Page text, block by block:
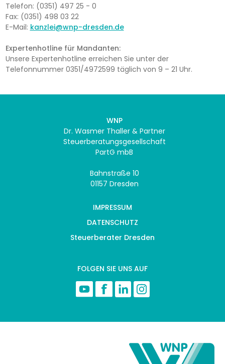
Telefon: (0351) 497 25 - 0
Fax: (0351) 498 03 22
E-Mail: kanzlei@wnp-dresden.de
Expertenhotline für Mandanten:
Unsere Expertenhotline erreichen Sie unter der
Telefonnummer 0351/4972599 täglich von 9 – 21 Uhr.
WNP
Dr. Wasmer Thaller & Partner
Steuerberatungsgesellschaft
PartG mbB
Bahnstraße 10
01157 Dresden
IMPRESSUM
DATENSCHUTZ
Steuerberater Dresden
FOLGEN SIE UNS AUF